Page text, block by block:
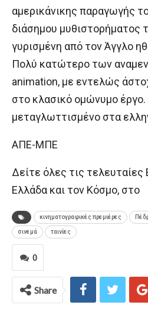
αμερικάνικης παραγωγής
διάσημου μυθιστορήματος
γυρισμένη από τον Άγγλο
Πολύ κατώτερο των
animation, με εντελώς
στο κλασικό ομώνυμο
μεταγλωττισμένο στα
ΑΠΕ-ΜΠΕ
Δείτε όλες τις τελευταίες
Ελλάδα και τον Κόσμο, στο
κινηματογραφικές πρεμιέρες
σινεμά ταινίες
0
Share